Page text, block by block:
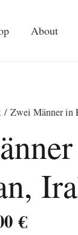
About
/ Zwei Männer in
€